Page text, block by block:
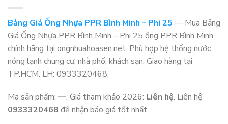
Bảng Giá Ống Nhựa PPR Bình Minh – Phi 25 — Mua Bảng
Giá Ống Nhựa PPR Bình Minh – Phi 25 ống PPR Bình Minh
chính hãng tại ongnhuahoasen.net. Phù hợp hệ thống nước
nóng lạnh chung cư, nhà phố, khách sạn. Giao hàng tại
TP.HCM. LH: 0933320468.
Mã sản phẩm: —. Giá tham khảo 2026: Liên hệ. Liên hệ
0933320468 để nhận báo giá tốt nhất.